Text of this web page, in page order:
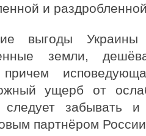
и
выгоды
земли,
ущерб от
забывать
партнёром